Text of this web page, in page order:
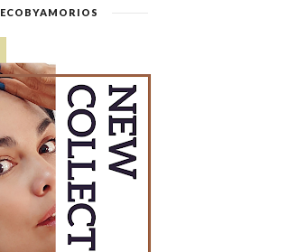
ECOBYAMORIOS